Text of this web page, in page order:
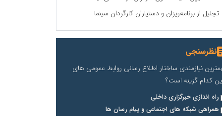
تجلیل از برنامه‌ریزان و دستیاران کارگردان سینما
نظرسنجی
نیازمندی ساختار اطلاع رسانی روابط عمومی های
کدام گزینه است؟
راه اندازی خبرگزاری داخلی
همراهی شبکه های اجتماعی و پیام رسان ها